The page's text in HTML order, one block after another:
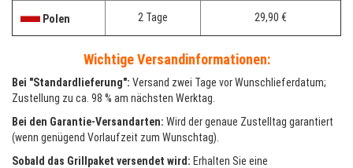
Polen 2 Tage 29,90 €
Wichtige Versandinformationen:
Bei "Standardlieferung": Versand zwei Tage vor Wunschlieferdatum;
Zustellung zu ca. 98 % am nächsten Werktag.
Bei den Garantie-Versandarten: Wird der genaue Zustelltag garantiert
(wenn genügend Vorlaufzeit zum Wunschtag).
Sobald das Grillpaket versendet wird: Erhalten Sie eine